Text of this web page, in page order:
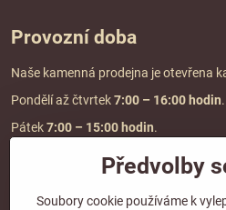
Provozní doba
Naše kamenná prodejna je otevřena
Pondělí až čtvrtek7:00 – 16:00 hodin.
Pátek7:00 – 15:00 hodin.
Doprava a platba
Předvolby
Soubory cookie používáme k